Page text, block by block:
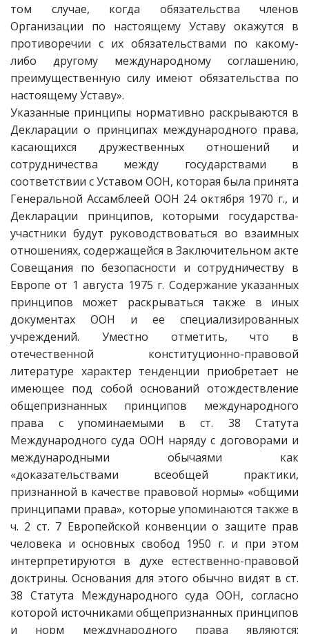
том случае, когда обязательства членов
Организации по настоящему Уставу окажутся в
противоречии с их обязательствами по какому-
либо другому международному соглашению,
преимущественную силу имеют обязательства по
настоящему Уставу».
Указанные принципы нормативно раскрываются в
Декларации о принципах международного права,
касающихся дружественных отношений и
сотрудничества между государствами в
соответствии с Уставом ООН, которая была принята
Генеральной Ассамблеей ООН 24 октября 1970 г., и
Декларации принципов, которыми государства-
участники будут руководствоваться во взаимных
отношениях, содержащейся в Заключительном акте
Совещания по безопасности и сотрудничеству в
Европе от 1 августа 1975 г. Содержание указанных
принципов может раскрываться также в иных
документах ООН и ее специализированных
учреждений. Уместно отметить, что в
отечественной конституционно-правовой
литературе характер тенденции приобретает не
имеющее под собой оснований отождествление
общепризнанных принципов международного
права с упоминаемыми в ст. 38 Статута
Международного суда ООН наряду с договорами и
международными обычаями как
«доказательствами всеобщей практики,
признанной в качестве правовой нормы» «общими
принципами права», которые упоминаются также в
ч. 2 ст. 7 Европейской конвенции о защите прав
человека и основных свобод 1950 г. и при этом
интерпретируются в духе естественно-правовой
доктрины. Основания для этого обычно видят в ст.
38 Статута Международного суда ООН, согласно
которой источниками общепризнанных принципов
и норм международного права являются: